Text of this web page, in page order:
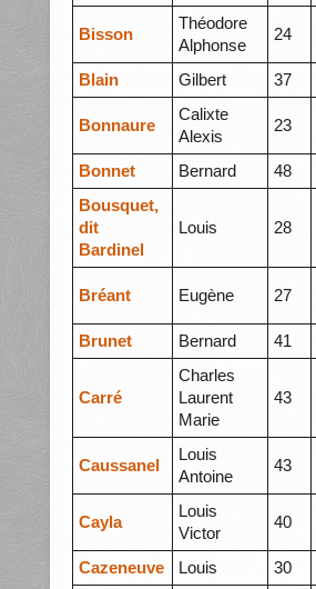
Bisson
Théodore
Alphonse
24
Blain Gilbert 37
Bonnaure
Calixte
Alexis
23
Bonnet Bernard 48
Bousquet,
dit
Bardinel
Louis 28
Bréant Eugène 27
Brunet
Bernard 41
Carré
Charles
Laurent
Marie
43
Caussanel
Louis
Antoine
43
Cayla
Louis
Victor
40
Cazeneuve Louis 30